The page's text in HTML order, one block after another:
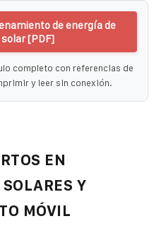
de energía de
[PDF]
completo con referencias de
y leer sin conexión.
EN
Y
MÓVIL